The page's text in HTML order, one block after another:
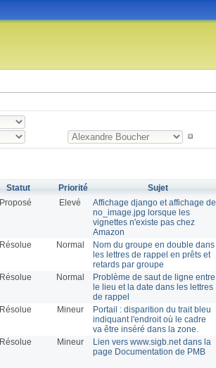
Statut Priorité Sujet
Proposé Elevé
Affichage django et affichage de
no_image.jpg lorsque les
vignettes n'existe pas chez
Amazon
Résolue Normal
Nom du groupe en double dans
les lettres de rappel en prêts et
retards par groupe
Résolue Normal
Problème de saut de ligne entre
le lieu et la date dans les lettres
de rappel
Résolue Mineur
Portail : disparition du trait bleu
indiquant l'endroit où le cadre
va être inséré dans la zone.
Résolue Mineur
Lien vers www.sigb.net dans la
page Documentation de PMB